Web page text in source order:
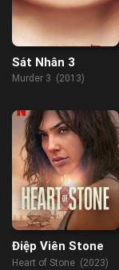
Sát Nhân 3
Murder 3 (2013)
Điệp Viên Stone
Heart of Stone (2023)